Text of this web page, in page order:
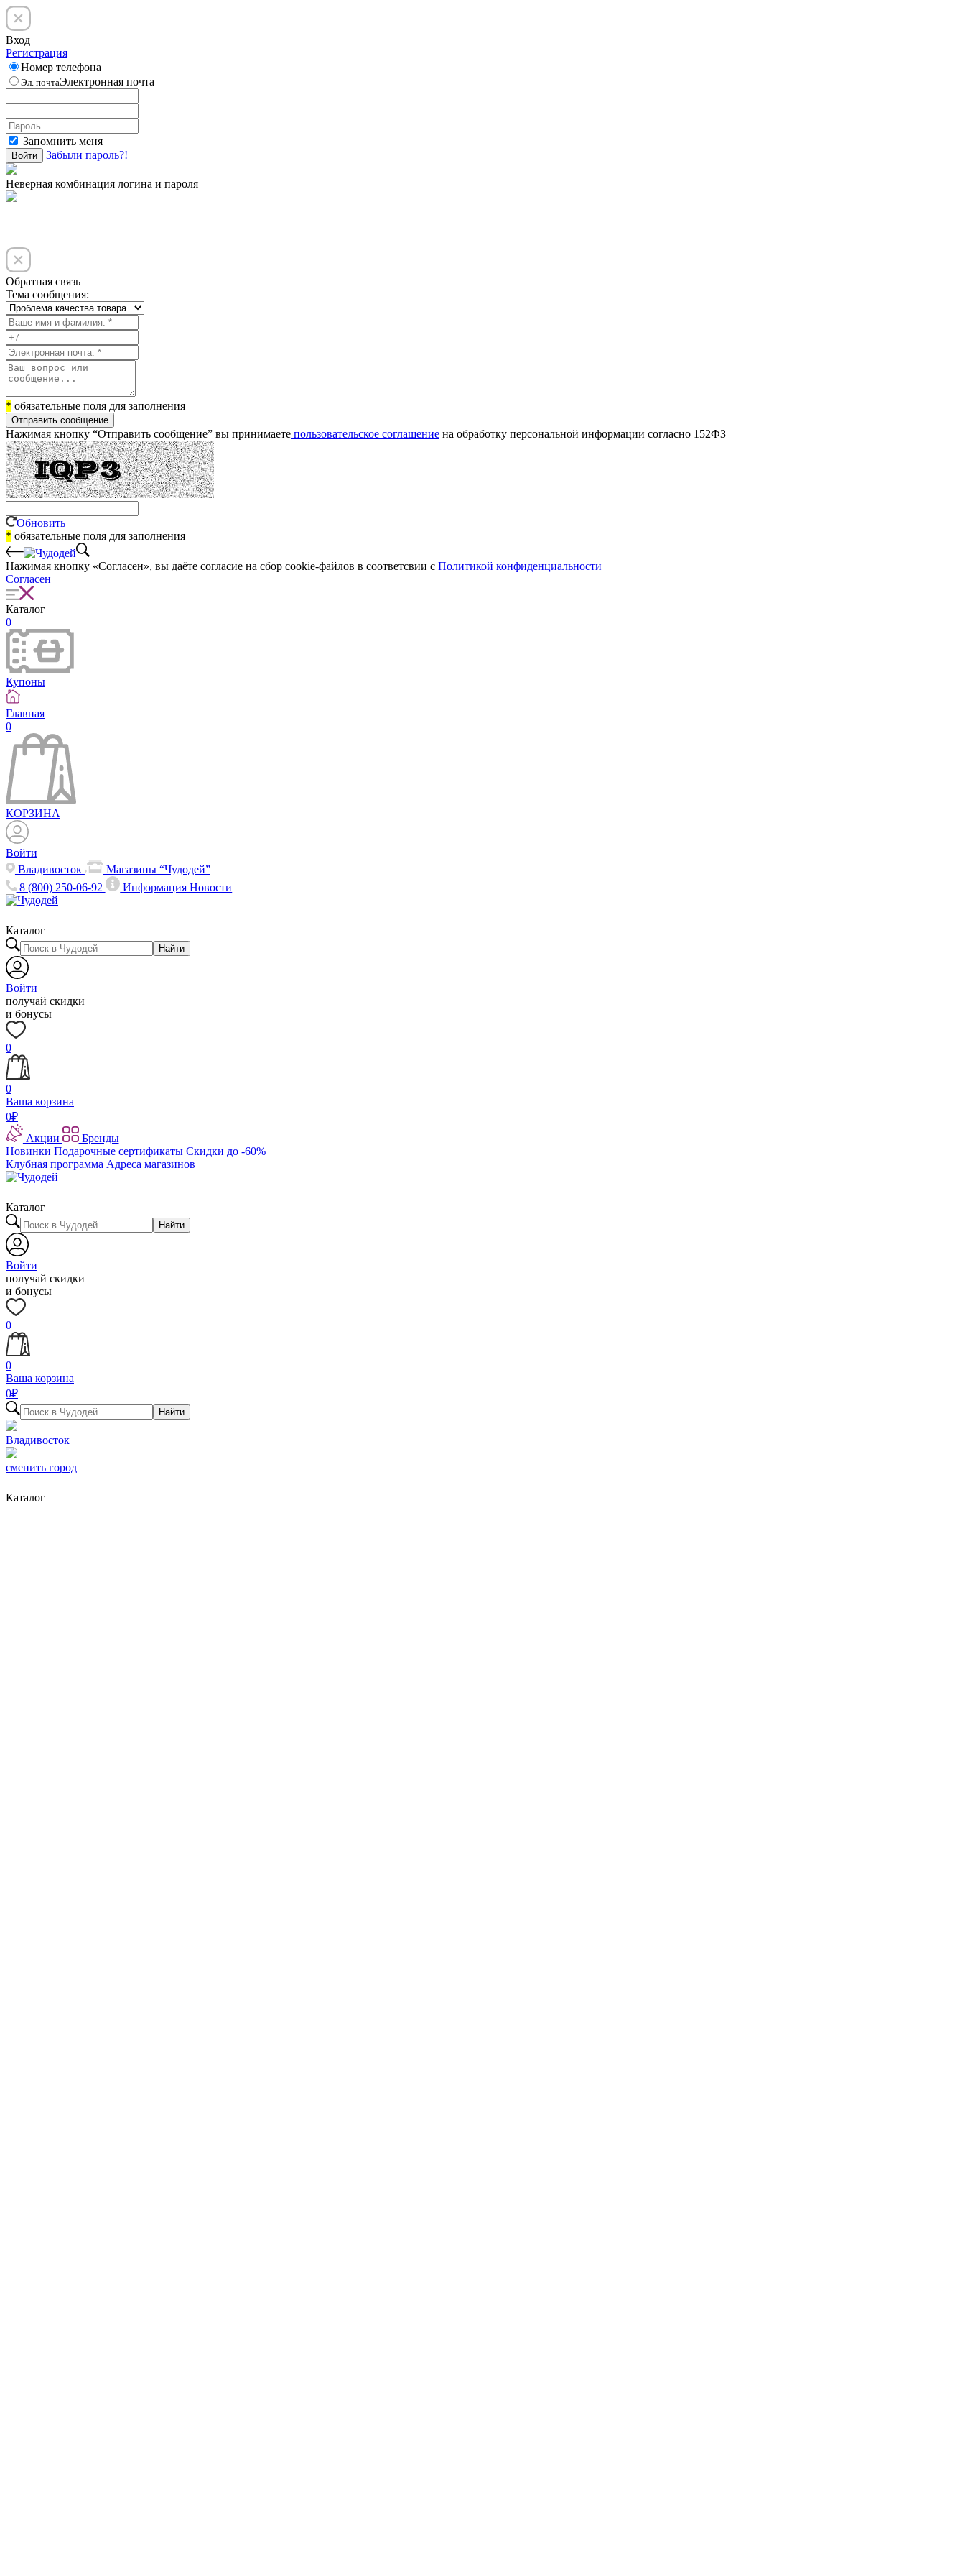
Вход
Регистрация
Номер телефона
Эл. почтаЭлектронная почта
Запомнить меня
Войти Забыли пароль?!
Неверная комбинация логина и пароля
Обратная связь
Тема сообщения:
* обязательные поля для заполнения
Отправить сообщение
Нажимая кнопку “Отправить сообщение” вы принимаете пользовательское соглашение на обработку персональной информации согласно 152ФЗ
Обновить
* обязательные поля для заполнения
Нажимая кнопку «Согласен», вы даёте cогласие на сбор cookie-файлов в соответсвии с Политикой конфиденциальности
Согласен
Каталог
0
Купоны
Главная
0
КОРЗИНА
Войти
Владивосток
Магазины “Чудодей”
8 (800) 250-06-92
ИнформацияНовости
Каталог
Найти
Войти
получай скидки
и бонусы
0
0
Ваша корзина
0₽
Акции
Бренды
Новинки Подарочные сертификаты Скидки до -60%
Клубная программа Адреса магазинов
Каталог
Найти
Войти
получай скидки
и бонусы
0
0
Ваша корзина
0₽
Найти
Владивосток
сменить город
Каталог